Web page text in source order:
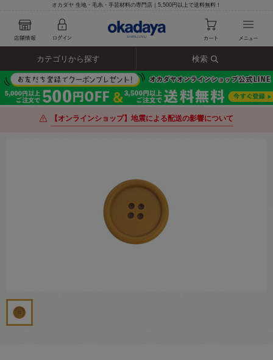
オカダヤ 生地・毛糸・手芸材料の専門店｜5,500円以上で送料無料！
カテゴリから探す 検索
【オンラインショップ】地震による配送の影響について